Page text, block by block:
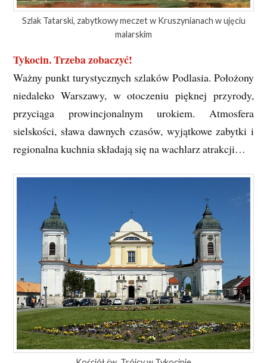
Szlak Tatarski, zabytkowy meczet w Kruszynianach w ujęciu
malarskim
Tykocin. Trzeba zobaczyć!
Ważny punkt turystycznych szlaków Podlasia. Położony
niedaleko Warszawy, w otoczeniu pięknej przyrody,
przyciąga prowincjonalnym urokiem. Atmosfera
sielskości, sława dawnych czasów, wyjątkowe zabytki i
regionalna kuchnia składają się na wachlarz atrakcji…